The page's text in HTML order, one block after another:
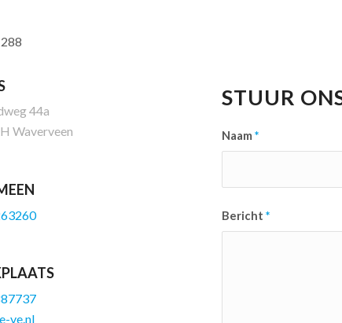
44a
Waverveen
ve.nl
STUUR
Naam *
Bericht *